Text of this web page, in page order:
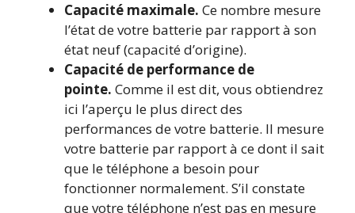
Capacité maximale. Ce nombre mesure
l’état de votre batterie par rapport à son
état neuf (capacité d’origine).
Capacité de performance de
pointe. Comme il est dit, vous obtiendrez
ici l’aperçu le plus direct des
performances de votre batterie. Il mesure
votre batterie par rapport à ce dont il sait
que le téléphone a besoin pour
fonctionner normalement. S’il constate
que votre téléphone n’est pas en mesure